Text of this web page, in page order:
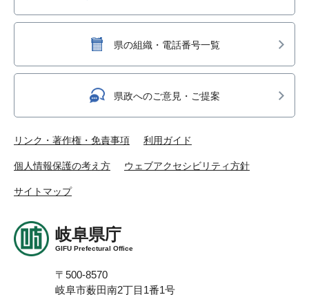
県の組織・電話番号一覧
県政へのご意見・ご提案
リンク・著作権・免責事項 利用ガイド
個人情報保護の考え方 ウェブアクセシビリティ方針
サイトマップ
岐阜県庁
GIFU Prefectural Office
〒500-8570
岐阜市薮田南2丁目1番1号